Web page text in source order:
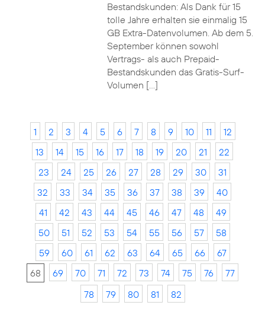
Bestandskunden: Als Dank für 15
tolle Jahre erhalten sie einmalig 15
GB Extra-Datenvolumen. Ab dem 5.
September können sowohl
Vertrags- als auch Prepaid-
Bestandskunden das Gratis-Surf-
Volumen […]
1 2 3 4 5 6 7 8 9 10 11
12
13
14 15 16 17 18 19 20 21
22
23
24 25 26 27 28 29 30
31
32
33 34 35 36 37 38 39
40
41
42 43 44 45 46 47 48
49
50
51 52 53 54 55 56 57
58
59
60 61 62 63 64 65 66
67
68
69 70 71 72 73 74 75 76
77
78
79 80 81 82